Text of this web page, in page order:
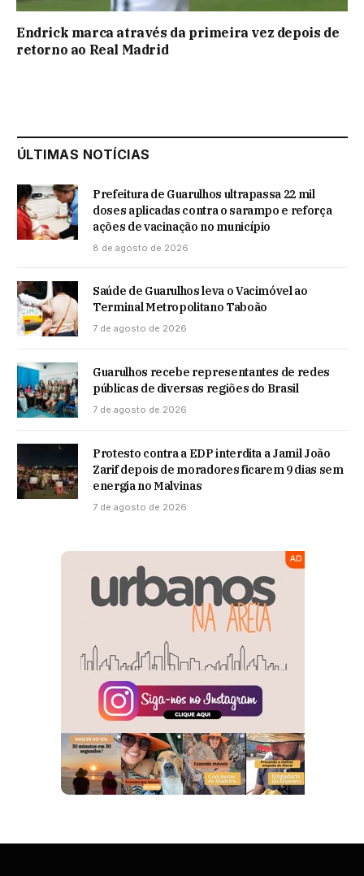
Endrick marca através da primeira vez depois de
retorno ao Real Madrid
ÚLTIMAS NOTÍCIAS
Prefeitura de Guarulhos ultrapassa 22 mil
doses aplicadas contra o sarampo e reforça
ações de vacinação no município
8 de agosto de 2026
Saúde de Guarulhos leva o Vacimóvel ao
Terminal Metropolitano Taboão
7 de agosto de 2026
Guarulhos recebe representantes de redes
públicas de diversas regiões do Brasil
7 de agosto de 2026
Protesto contra a EDP interdita a Jamil João
Zarif depois de moradores ficarem 9 dias sem
energia no Malvinas
7 de agosto de 2026